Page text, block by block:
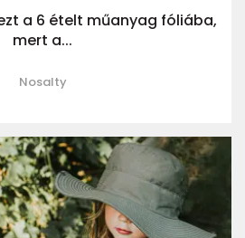
a 6 ételt műanyag fóliába,
mert a...
Nosalty